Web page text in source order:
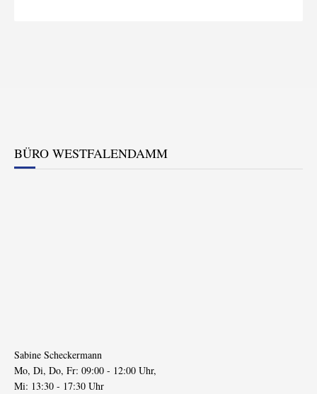
BÜRO WESTFALENDAMM
Sabine Scheckermann
Mo, Di, Do, Fr: 09:00 - 12:00 Uhr,
Mi: 13:30 - 17:30 Uhr